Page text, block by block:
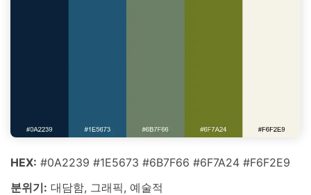
HEX: #0A2239 #1E5673 #6B7F66 #6F7A24 #F6F2E9
분위기: 대담함, 그래픽, 예술적